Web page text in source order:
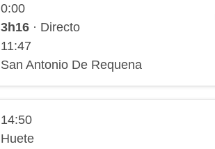
0:00
3h16 · Directo
11:47
San Antonio De Requena
14:50
Huete